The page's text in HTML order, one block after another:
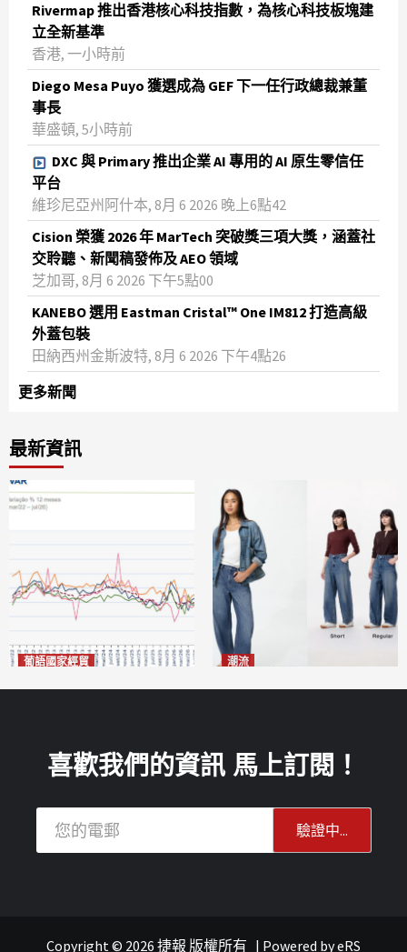
Rivermap 推出香港核心科技指數，為核心科技板塊建
立全新基準
香港, 一小時前
Diego Mesa Puyo 獲選成為 GEF 下一任行政總裁兼董
事長
華盛頓, 5小時前
DXC 與 Primary 推出企業 AI 專用的 AI 原生零信任
平台
維珍尼亞州阿什本, 8月 6 2026 晚上6點42
Cision 榮獲 2026 年 MarTech 突破獎三項大獎，涵蓋社
交聆聽、新聞稿發佈及 AEO 領域
芝加哥, 8月 6 2026 下午5點00
KANEBO 選用 Eastman Cristal™ One IM812 打造高級
外蓋包裝
田納西州金斯波特, 8月 6 2026 下午4點26
更多新聞
最新資訊
葡語國家經貿 潮流
喜歡我們的資訊 馬上訂閱！
Copyright © 2026 捷報 版權所有 | Powered byeRS